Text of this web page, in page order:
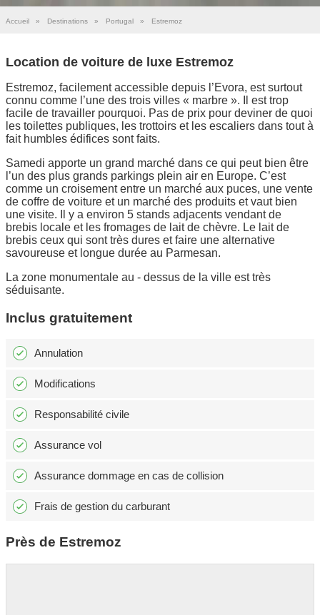
Accueil » Destinations » Portugal » Estremoz
Location de voiture de luxe Estremoz
Estremoz, facilement accessible depuis l’Evora, est surtout
connu comme l’une des trois villes « marbre ». Il est trop
facile de travailler pourquoi. Pas de prix pour deviner de quoi
les toilettes publiques, les trottoirs et les escaliers dans tout à
fait humbles édifices sont faits.
Samedi apporte un grand marché dans ce qui peut bien être
l’un des plus grands parkings plein air en Europe. C’est
comme un croisement entre un marché aux puces, une vente
de coffre de voiture et un marché des produits et vaut bien
une visite. Il y a environ 5 stands adjacents vendant de
brebis locale et les fromages de lait de chèvre. Le lait de
brebis ceux qui sont très dures et faire une alternative
savoureuse et longue durée au Parmesan.
La zone monumentale au - dessus de la ville est très
séduisante.
Inclus gratuitement
Annulation
Modifications
Responsabilité civile
Assurance vol
Assurance dommage en cas de collision
Frais de gestion du carburant
Près de Estremoz